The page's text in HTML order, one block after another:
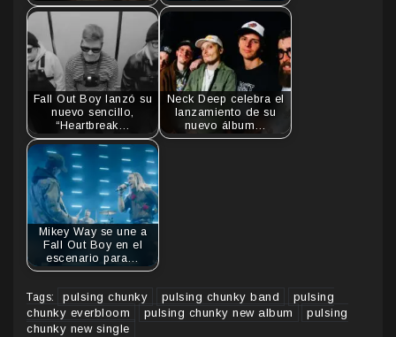
Fall Out Boy lanzó su
nuevo sencillo,
“Heartbreak…
Neck Deep celebra el
lanzamiento de su
nuevo álbum…
Mikey Way se une a
Fall Out Boy en el
escenario para…
Tags: pulsing chunky pulsing chunky band
pulsing
chunky everbloom
pulsing chunky new album
pulsing
chunky new single